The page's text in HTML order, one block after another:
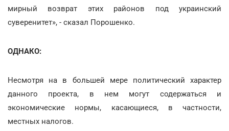
мирный возврат этих районов под украинский
суверенитет», - сказал Порошенко.
ОДНАКО:
Несмотря на в большей мере политический характер
данного проекта, в нем могут содержаться и
экономические нормы, касающиеся, в частности,
местных налогов.